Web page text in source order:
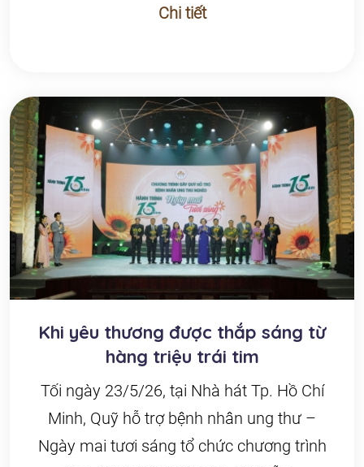
Chi tiết
Khi yêu thương được thắp sáng từ
hàng triệu trái tim
Tối ngày 23/5/26, tại Nhà hát Tp. Hồ Chí
Minh, Quỹ hỗ trợ bệnh nhân ung thư –
Ngày mai tươi sáng tổ chức chương trình